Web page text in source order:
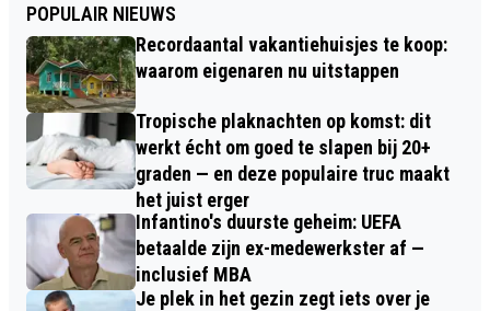
POPULAIR NIEUWS
Recordaantal vakantiehuisjes te koop:
waarom eigenaren nu uitstappen
Tropische plaknachten op komst: dit
werkt écht om goed te slapen bij 20+
graden — en deze populaire truc maakt
het juist erger
Infantino's duurste geheim: UEFA
betaalde zijn ex-medewerkster af —
inclusief MBA
Je plek in het gezin zegt iets over je